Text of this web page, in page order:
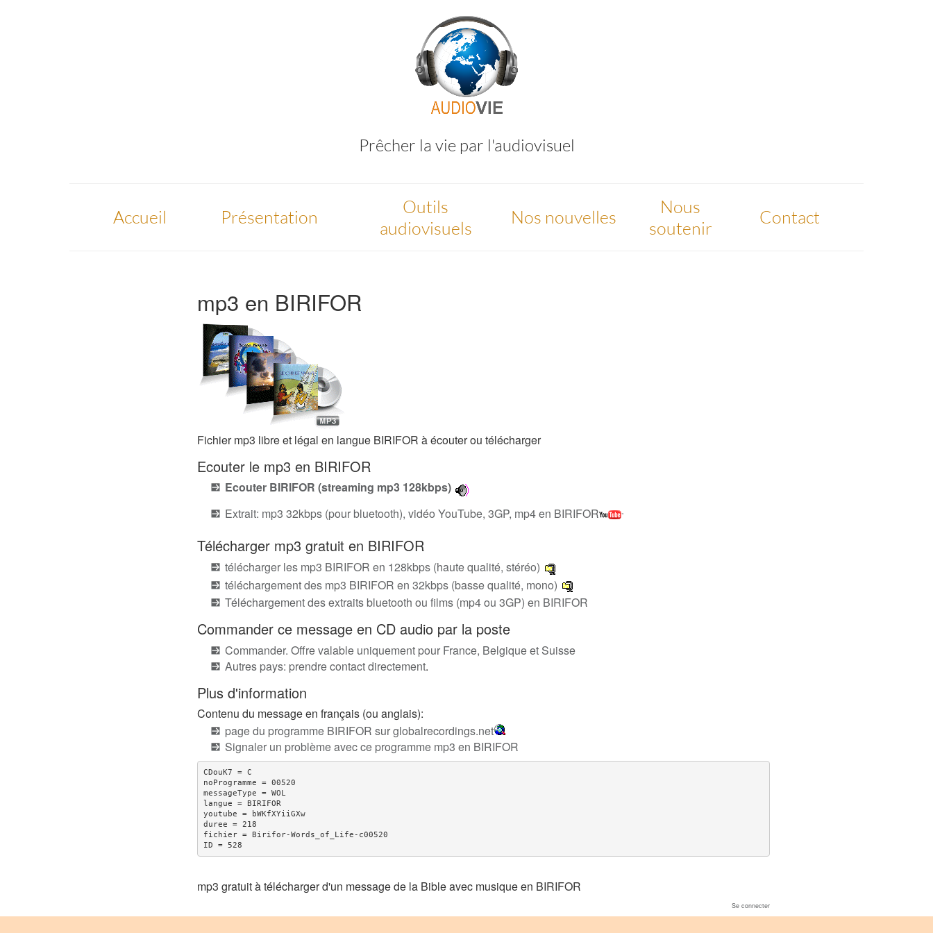
Prêcher la vie par l'audiovisuel
Accueil Présentation
Outils
audiovisuels
Nos nouvelles
Nous
soutenir
Contact
mp3 en BIRIFOR
Fichier mp3 libre et légal en langue BIRIFOR à écouter ou télécharger
Ecouter le mp3 en BIRIFOR
Ecouter BIRIFOR (streaming mp3 128kbps)
Extrait: mp3 32kbps (pour bluetooth), vidéo YouTube, 3GP, mp4 en BIRIFOR
Télécharger mp3 gratuit en BIRIFOR
télécharger les mp3 BIRIFOR en 128kbps (haute qualité, stéréo)
téléchargement des mp3 BIRIFOR en 32kbps (basse qualité, mono)
Téléchargement des extraits bluetooth ou films (mp4 ou 3GP) en BIRIFOR
Commander ce message en CD audio par la poste
Commander. Offre valable uniquement pour France, Belgique et Suisse
Autres pays: prendre contact directement.
Plus d'information
Contenu du message en français (ou anglais):
page du programme BIRIFOR sur globalrecordings.net
Signaler un problème avec ce programme mp3 en BIRIFOR
CDouK7 = C
noProgramme = 00520
messageType = WOL
langue = BIRIFOR
youtube = bWKfXYiiGXw
duree = 218
fichier = Birifor-Words_of_Life-c00520
mp3 gratuit à télécharger d'un message de la Bible avec musique en BIRIFOR
Se connecter